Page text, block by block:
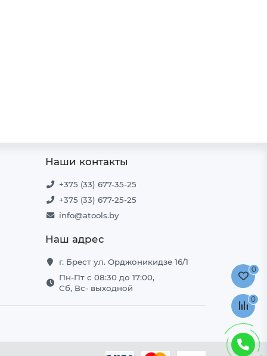
Наши контакты
+375 (33) 677-35-25
+375 (33) 677-25-25
info@atools.by
Наш адрес
г. Брест ул. Орджоникидзе 16/1
Пн-Пт с 08:30 до 17:00,
Сб, Вс- выходной
0
0